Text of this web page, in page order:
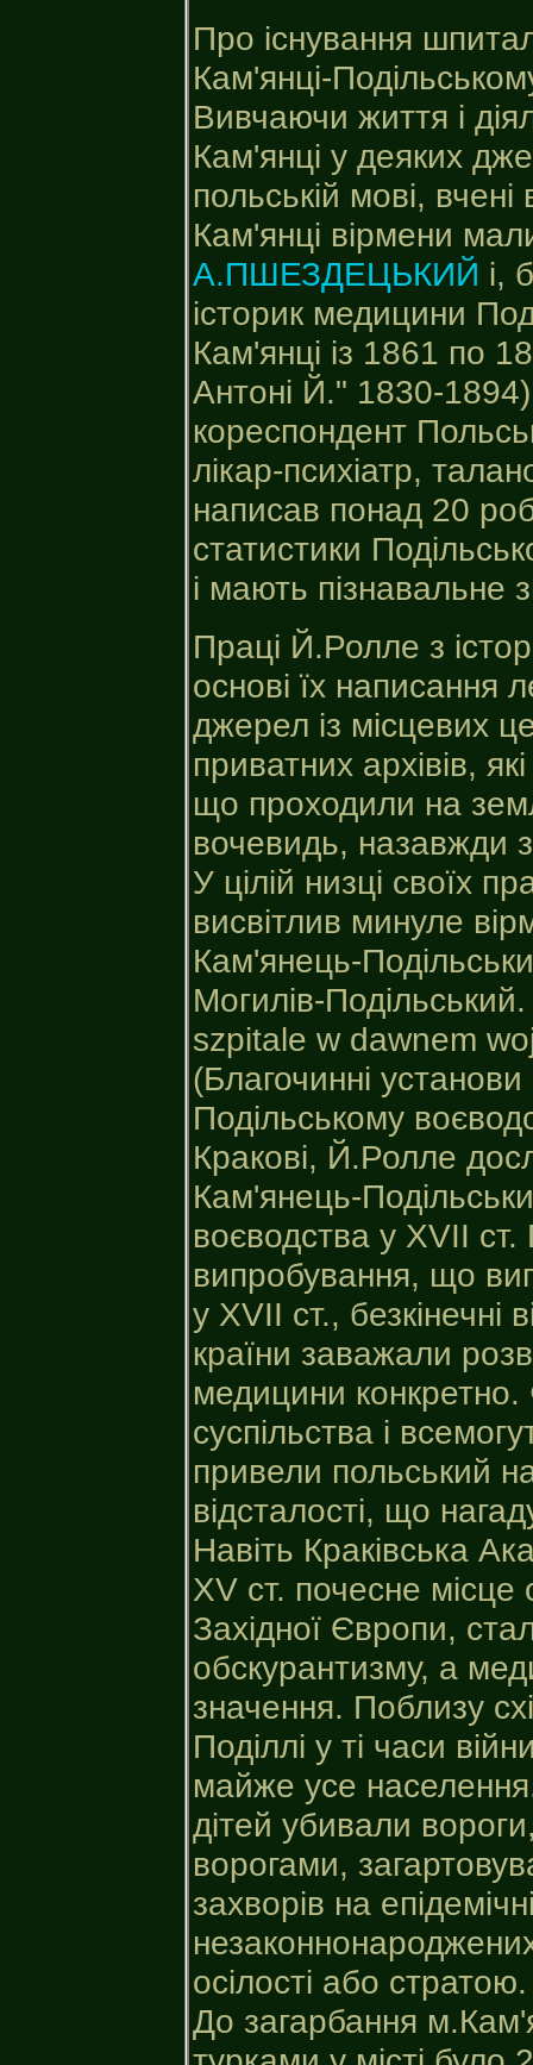
Про існування
Кам'янці-
Вивчаючи життя і
Кам'янці у деяких
польській мові,
Кам'янці вірмени
А.ПШЕЗДЕЦЬКИЙ і,
історик медицини
Кам'янці із 1861 по
Антоні Й." 1830-
кореспондент
лікар-психіатр,
написав понад 20
статистики
і мають пізнавальне
Праці Й.Ролле з
основі їх написання
джерел із місцевих
приватних архівів,
що проходили на
вочевидь, назавжди
У цілій низці своїх
висвітлив минуле
Кам'янець-
Могилів-
szpitale w dawnem
(Благочинні
Подільському
Кракові, Й.Ролле
Кам'янець-
воєводства у XVII ст.
випробування, що
у XVII ст., безкінечні
країни заважали
медицини
суспільства і
привели польський
відсталості, що
Навіть Краківська
XV ст. почесне
Західної Європи,
обскурантизму, а
значення. Поблизу
Поділлі у ті часи
майже усе
дітей убивали
ворогами,
захворів на
осілості або стратою.
До загарбання